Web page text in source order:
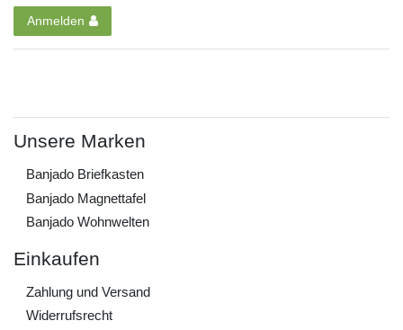
Anmelden
Unsere Marken
Banjado Briefkasten
Banjado Magnettafel
Banjado Wohnwelten
Einkaufen
Zahlung und Versand
Widerrufs­recht